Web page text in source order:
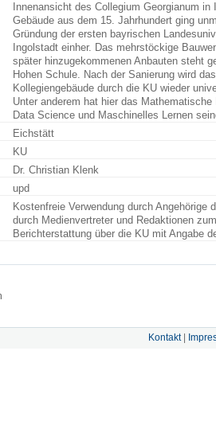
Innenansicht des Collegium Georgianum in
Gebäude aus dem 15. Jahrhundert ging
Gründung der ersten bayrischen
Ingolstadt einher. Das mehrstöckige
später hinzugekommenen Anbauten steht
Hohen Schule. Nach der Sanierung wird das
Kollegiengebäude durch die KU wieder
Unter anderem hat hier das
Data Science und Maschinelles Lernen
Eichstätt
KU
Dr. Christian Klenk
upd
Kostenfreie Verwendung durch Angehörige
durch Medienvertreter und Redaktionen
Berichterstattung über die KU mit Angabe
Kontakt|